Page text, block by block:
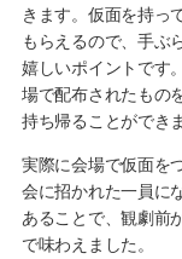
きます。仮面を持っ
もらえるので、手ぶ
嬉しいポイントです
場で配布されたもの
持ち帰ることができ
実際に会場で仮面を
会に招かれた一員に
あることで、観劇前
で味わえました。